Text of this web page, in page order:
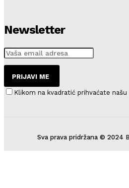
Newsletter
PRIJAVI ME
Klikom na kvadratić prihvaćate
Sva prava pridržana © 2024